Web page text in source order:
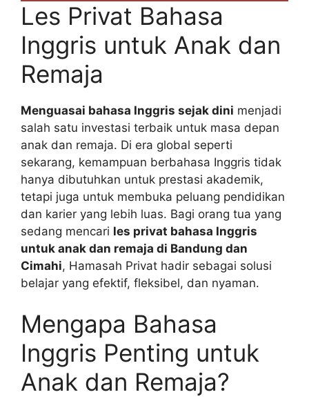
Les Privat Bahasa
Inggris untuk Anak dan
Remaja
Menguasai bahasa Inggris sejak dini menjadi
salah satu investasi terbaik untuk masa depan
anak dan remaja. Di era global seperti
sekarang, kemampuan berbahasa Inggris tidak
hanya dibutuhkan untuk prestasi akademik,
tetapi juga untuk membuka peluang pendidikan
dan karier yang lebih luas. Bagi orang tua yang
sedang mencari les privat bahasa Inggris
untuk anak dan remaja di Bandung dan
Cimahi, Hamasah Privat hadir sebagai solusi
belajar yang efektif, fleksibel, dan nyaman.
Mengapa Bahasa
Inggris Penting untuk
Anak dan Remaja?